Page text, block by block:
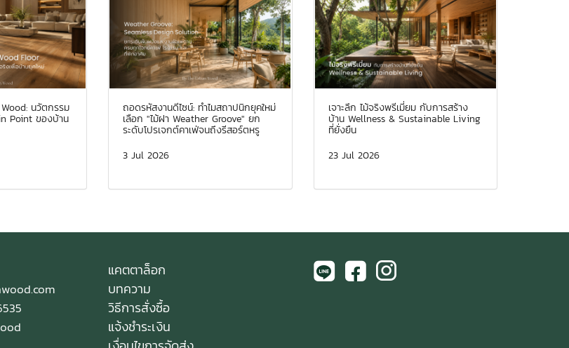
นวัตกรรม
Point ของบ้าน
ถอดรหัสงานดีไซน์: ทำไมสถาปนิกยุคใหม่
เลือก "ไม้ฝา Weather Groove" ยก
ระดับโปรเจกต์คาเฟ่จนถึงรีสอร์ตหรู
3 Jul 2026
เจาะลึก ไม้จริงพรีเมี่ยม กับการสร้าง
บ้าน Wellness & Sustainable Living
ที่ยั่งยืน
23 Jul 2026
แคตตาล็อก
บทความ
วิธีการสั่งซื้อ
แจ้งชำระเงิน